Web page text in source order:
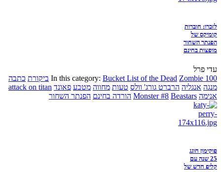
לזכרו: חוברות
קומיקס של
הפנתר השחור
מופצות בחינם
עדי פרל
In this category: Bucket List of the Dead Zombie 100 ביקורת כתבה
מנגה אנגליה הרברט גורג' וולס טעות מחווה מטבע פאונד attack on titan
אנימה
Monster #8 Beastars הורדה בחינם הפנתר השחור
פוקימון חוגג
25 שנה עם
קליפ חדש של